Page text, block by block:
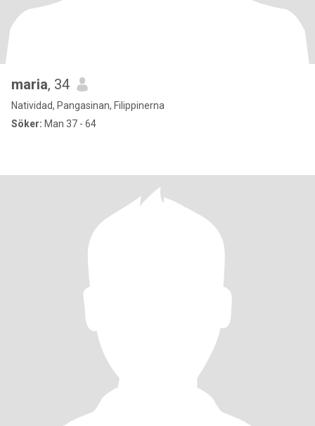
maria, 34
Natividad, Pangasinan, Filippinerna
Söker: Man 37 - 64